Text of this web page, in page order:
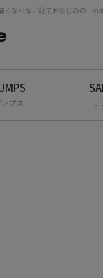
らない靴でおなじみの「
プス サ